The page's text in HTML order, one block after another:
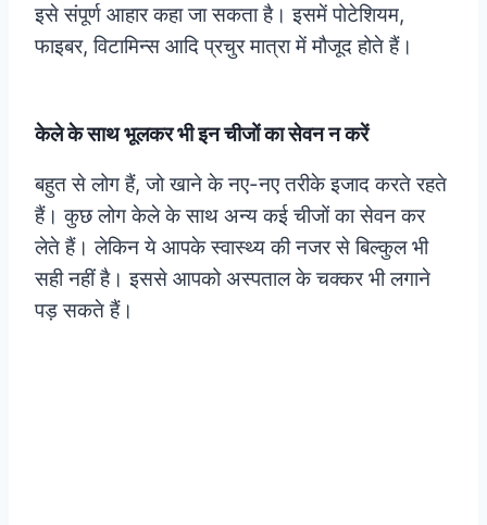
इसे संपूर्ण आहार कहा जा सकता है। इसमें पोटेशियम,
फाइबर, विटामिन्स आदि प्रचुर मात्रा में मौजूद होते हैं।
केले के साथ भूलकर भी इन चीजों का सेवन न करें
बहुत से लोग हैं, जो खाने के नए-नए तरीके इजाद करते रहते
हैं। कुछ लोग केले के साथ अन्य कई चीजों का सेवन कर
लेते हैं। लेकिन ये आपके स्वास्थ्य की नजर से बिल्कुल भी
सही नहीं है। इससे आपको अस्पताल के चक्कर भी लगाने
पड़ सकते हैं।